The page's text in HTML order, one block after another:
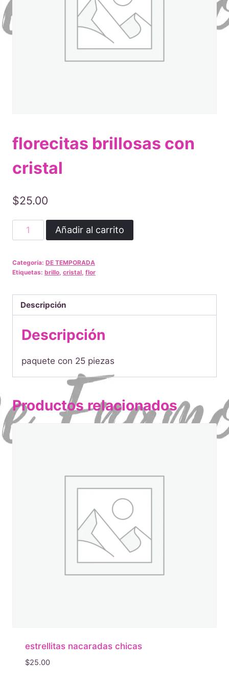
florecitas brillosas con
cristal
$25.00
florecitas
brillosas
cristal
Añadir al carrito
Categoría: DE TEMPORADA
Etiquetas: brillo, cristal, flor
Descripción
Descripción
paquete con 25 piezas
Productos relacionados
estrellitas nacaradas chicas
$25.00